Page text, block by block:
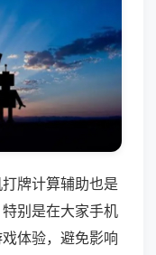
牌计算辅助也是
别是在大家手机
体验，避免影响